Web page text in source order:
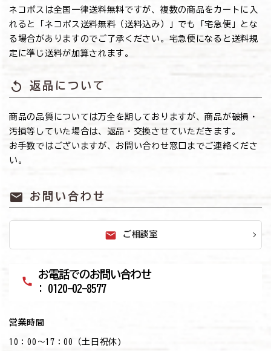
ネコポスは全国一律送料無料ですが、複数の商品をカートに入
れると「ネコポス送料無料（送料込み）」でも「宅急便」とな
る場合がありますのでご了承ください。宅急便になると送料規
定に準じ送料が加算されます。
replay 返品について
商品の品質については万全を期しておりますが、商品が破損・
汚損等していた場合は、返品・交換させていただきます。
お手数ではございますが、お問い合わせ窓口までご連絡くださ
い。
mail お問い合わせ
mail ご相談室
call
お電話でのお問い合わせ
: 0120-02-8577
営業時間
10：00～17：00（土日祝休)